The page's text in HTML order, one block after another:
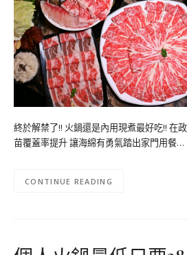
終於解禁了!! 火鍋還是內用現煮最好吃!! 在
苗覆蓋率提升 讓海綿有勇氣踏出家門用餐…
CONTINUE READING